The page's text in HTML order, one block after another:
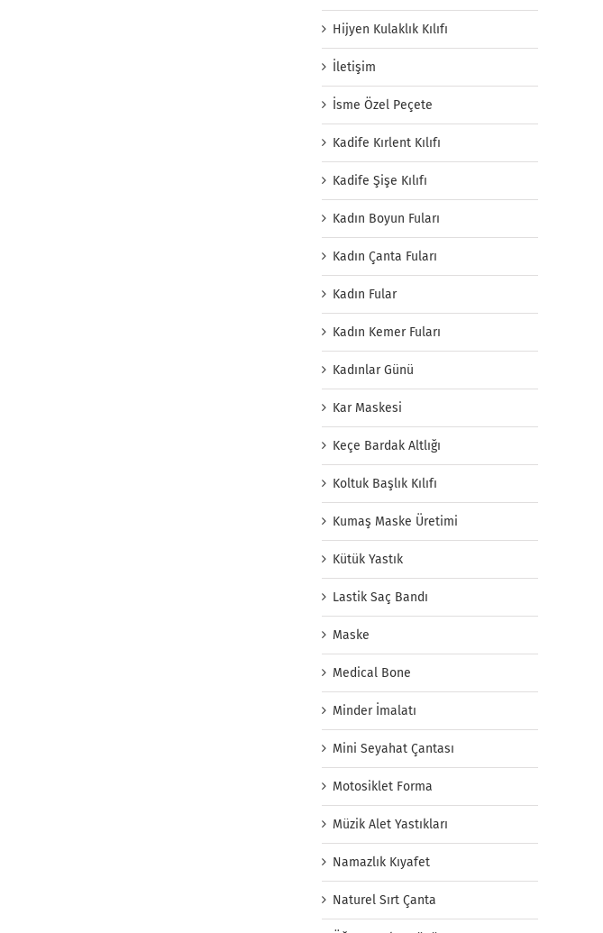
Hijyen Kulaklık Kılıfı
İletişim
İsme Özel Peçete
Kadife Kırlent Kılıfı
Kadife Şişe Kılıfı
Kadın Boyun Fuları
Kadın Çanta Fuları
Kadın Fular
Kadın Kemer Fuları
Kadınlar Günü
Kar Maskesi
Keçe Bardak Altlığı
Koltuk Başlık Kılıfı
Kumaş Maske Üretimi
Kütük Yastık
Lastik Saç Bandı
Maske
Medical Bone
Minder İmalatı
Mini Seyahat Çantası
Motosiklet Forma
Müzik Alet Yastıkları
Namazlık Kıyafet
Naturel Sırt Çanta